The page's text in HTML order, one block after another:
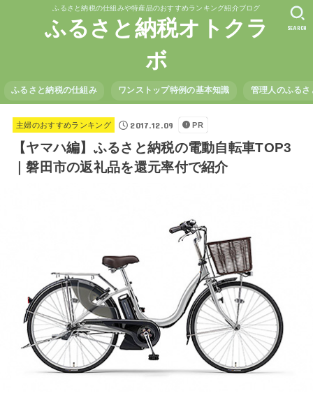
ふるさと納税の仕組みや特産品のおすすめランキング紹介ブログ
ふるさと納税オトクラ
ボ
ふるさと納税の仕組み ワンストップ特例の基本知識 管理人のふる
SEARCH
主婦のおすすめランキング 2017.12.09 PR
【ヤマハ編】ふるさと納税の電動自転車TOP3
｜磐田市の返礼品を還元率付で紹介